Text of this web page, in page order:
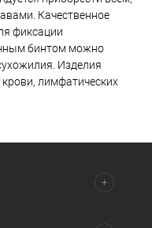
Качественное
фиксации
бинтом можно
Изделия
лимфатических